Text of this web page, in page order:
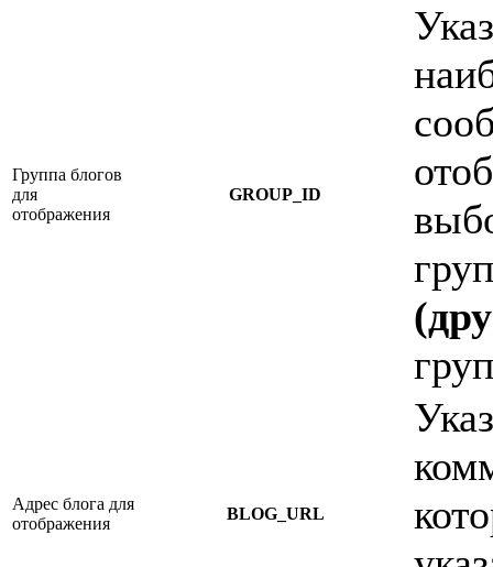
Группа блогов
для
отображения
GROUP_ID
Адрес блога для
отображения
BLOG_URL